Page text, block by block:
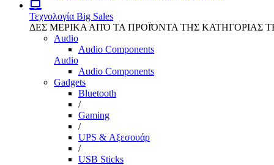
Τεχνολογία Big Sales
ΔΕΣ ΜΕΡΙΚΑ ΑΠΌ ΤΑ ΠΡΟΪΌΝΤΑ ΤΗΣ ΚΑΤΗΓΟΡΙΑΣ
Audio
Audio Components
Audio
Audio Components
Gadgets
Bluetooth
/
Gaming
/
UPS & Αξεσουάρ
/
USB Sticks